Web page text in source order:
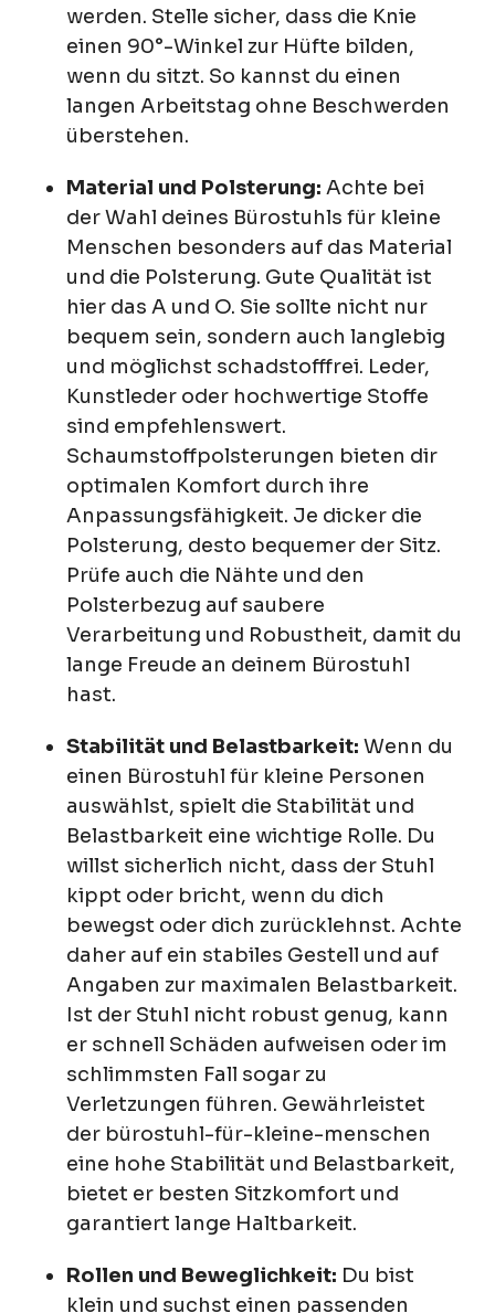
werden. Stelle sicher, dass die Knie
einen 90°-Winkel zur Hüfte bilden,
wenn du sitzt. So kannst du einen
langen Arbeitstag ohne Beschwerden
überstehen.
Material und Polsterung: Achte bei
der Wahl deines Bürostuhls für kleine
Menschen besonders auf das Material
und die Polsterung. Gute Qualität ist
hier das A und O. Sie sollte nicht nur
bequem sein, sondern auch langlebig
und möglichst schadstofffrei. Leder,
Kunstleder oder hochwertige Stoffe
sind empfehlenswert.
Schaumstoffpolsterungen bieten dir
optimalen Komfort durch ihre
Anpassungsfähigkeit. Je dicker die
Polsterung, desto bequemer der Sitz.
Prüfe auch die Nähte und den
Polsterbezug auf saubere
Verarbeitung und Robustheit, damit du
lange Freude an deinem Bürostuhl
hast.
Stabilität und Belastbarkeit: Wenn du
einen Bürostuhl für kleine Personen
auswählst, spielt die Stabilität und
Belastbarkeit eine wichtige Rolle. Du
willst sicherlich nicht, dass der Stuhl
kippt oder bricht, wenn du dich
bewegst oder dich zurücklehnst. Achte
daher auf ein stabiles Gestell und auf
Angaben zur maximalen Belastbarkeit.
Ist der Stuhl nicht robust genug, kann
er schnell Schäden aufweisen oder im
schlimmsten Fall sogar zu
Verletzungen führen. Gewährleistet
der bürostuhl-für-kleine-menschen
eine hohe Stabilität und Belastbarkeit,
bietet er besten Sitzkomfort und
garantiert lange Haltbarkeit.
Rollen und Beweglichkeit: Du bist
klein und suchst einen passenden